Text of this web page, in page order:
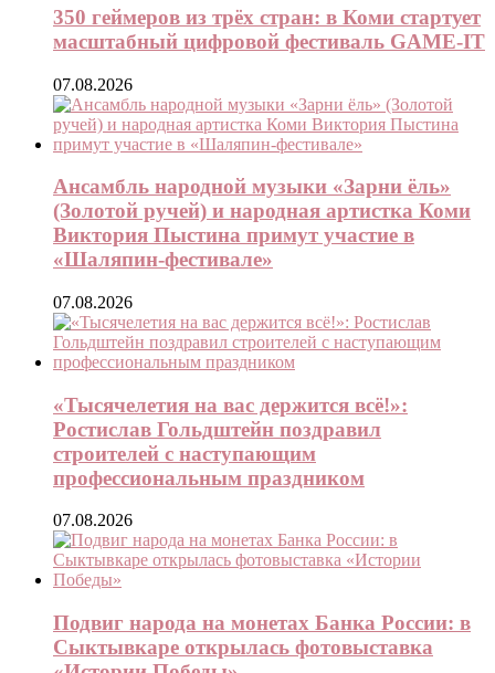
350 геймеров из трёх стран: в Коми стартует
масштабный цифровой фестиваль GAME-IT
07.08.2026
Ансамбль народной музыки «Зарни ёль»
(Золотой ручей) и народная артистка Коми
Виктория Пыстина примут участие в
«Шаляпин-фестивале»
07.08.2026
«Тысячелетия на вас держится всё!»:
Ростислав Гольдштейн поздравил
строителей с наступающим
профессиональным праздником
07.08.2026
Подвиг народа на монетах Банка России: в
Сыктывкаре открылась фотовыставка